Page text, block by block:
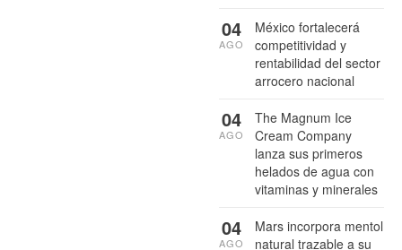
México fortalecerá
competitividad y
rentabilidad del sector
arrocero nacional
04
AGO
The Magnum Ice
Cream Company
lanza sus primeros
helados de agua con
vitaminas y minerales
04
AGO
Mars incorpora mentol
natural trazable a su
04
AGO